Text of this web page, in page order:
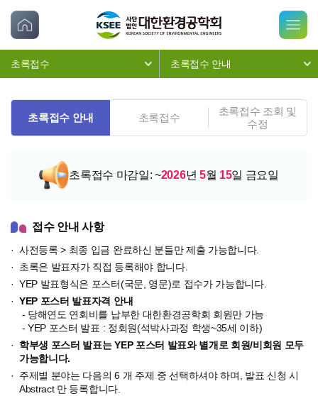
초록접수 초록접수 안내
초록접수 안내 초록접수
초록접수 조회 및
수정
초록접수 마감일: ~2026년 5월 15일 금요일
접수 안내 사항
사전등록 > 최종 입금 완료하신 분들만 제출 가능합니다.
초록은 발표자가 직접 등록해야 합니다.
YEP 발표형식은 포스터(국문, 영문)로 접수가 가능합니다.
YEP 포스터 발표자격 안내
- 당해연도 연회비를 납부한 대한환경공학회 회원만 가능
- YEP 포스터 발표 : 정회원(석박사과정 학생~35세 이하)
학부생 포스터 발표는 YEP 포스터 발표와 별개로 회원/비회원 모두
가능합니다.
주제별 분야는 다음의 6 개 주제 중 선택하셔야 하며, 발표 신청 시
Abstract 만 등록합니다.